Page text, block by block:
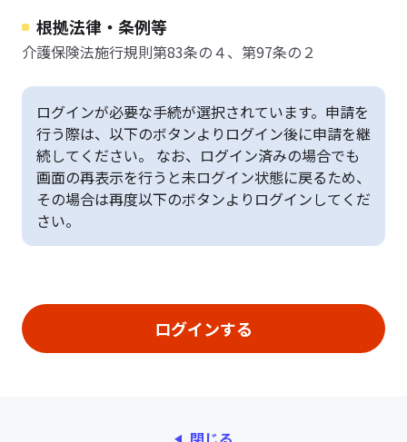
根拠法律・条例等
介護保険法施行規則第83条の４、第97条の２
ログインが必要な手続が選択されています。申請を
行う際は、以下のボタンよりログイン後に申請を継
続してください。 なお、ログイン済みの場合でも
画面の再表示を行うと未ログイン状態に戻るため、
その場合は再度以下のボタンよりログインしてくだ
さい。